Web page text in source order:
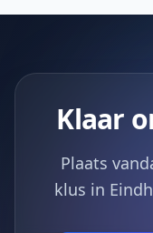
Klaar
Plaats
klus in